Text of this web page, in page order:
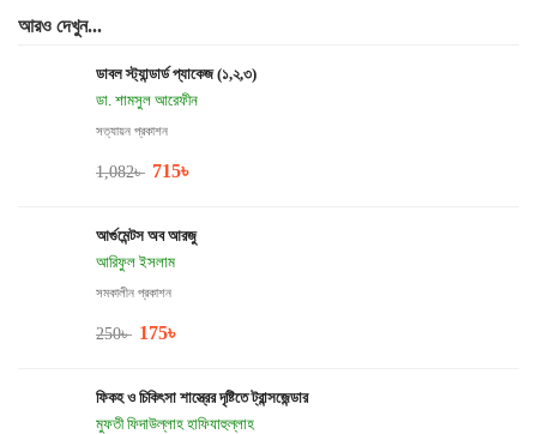
আরও দেখুন...
ডাবল স্ট্যান্ডার্ড প্যাকেজ (১,২,৩)
ডা. শামসুল আরেফীন
সত্যায়ন প্রকাশন
1,082৳ 715৳
আর্গুমেন্টস অব আরজু
আরিফুল ইসলাম
সমকালীন প্রকাশন
250৳ 175৳
ফিকহ ও চিকিৎসা শাস্ত্রের দৃষ্টিতে ট্রান্সজেন্ডার
মুফতী ফিদাউল্লাহ হাফিযাহুল্লাহ